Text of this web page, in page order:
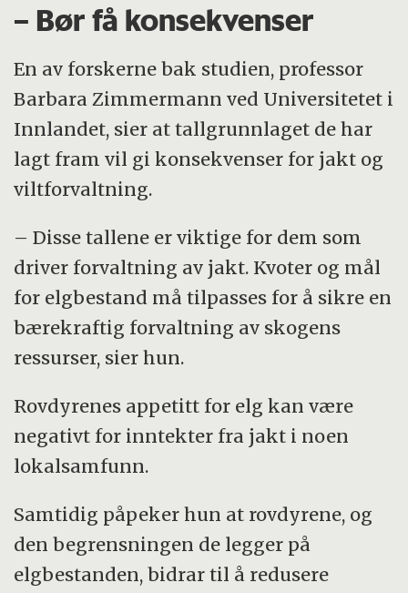
– Bør få konsekvenser
En av forskerne bak studien, professor
Barbara Zimmermann ved Universitetet i
Innlandet, sier at tallgrunnlaget de har
lagt fram vil gi konsekvenser for jakt og
viltforvaltning.
– Disse tallene er viktige for dem som
driver forvaltning av jakt. Kvoter og mål
for elgbestand må tilpasses for å sikre en
bærekraftig forvaltning av skogens
ressurser, sier hun.
Rovdyrenes appetitt for elg kan være
negativt for inntekter fra jakt i noen
lokalsamfunn.
Samtidig påpeker hun at rovdyrene, og
den begrensningen de legger på
elgbestanden, bidrar til å redusere